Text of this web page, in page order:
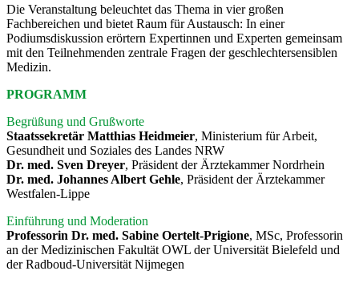
Die Veranstaltung beleuchtet das Thema in vier großen
Fachbereichen und bietet Raum für Austausch: In einer
Podiumsdiskussion erörtern Expertinnen und Experten gemeinsam
mit den Teilnehmenden zentrale Fragen der geschlechtersensiblen
Medizin.
PROGRAMM
Begrüßung und Grußworte
Staatssekretär Matthias Heidmeier, Ministerium für Arbeit,
Gesundheit und Soziales des Landes NRW
Dr. med. Sven Dreyer, Präsident der Ärztekammer Nordrhein
Dr. med. Johannes Albert Gehle, Präsident der Ärztekammer
Westfalen-Lippe
Einführung und Moderation
Professorin Dr. med. Sabine Oertelt-Prigione, MSc, Professorin
an der Medizinischen Fakultät OWL der Universität Bielefeld und
der Radboud-Universität Nijmegen